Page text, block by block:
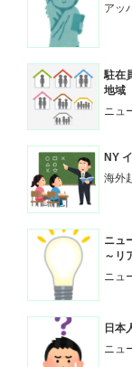
アッ
駐在
地域
ニュ
NY
海外
ニュ
～リ
ニュ
日本
ニュ